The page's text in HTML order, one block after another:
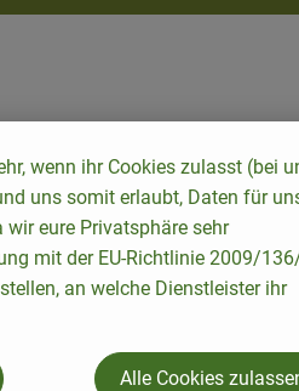
gefunden.
wenn ihr Cookies zulasst (bei
uns somit erlaubt, Daten für
eure Privatsphäre sehr
mit der EU-Richtlinie 2009/
an welche Dienstleister ihr
Alle Cookies